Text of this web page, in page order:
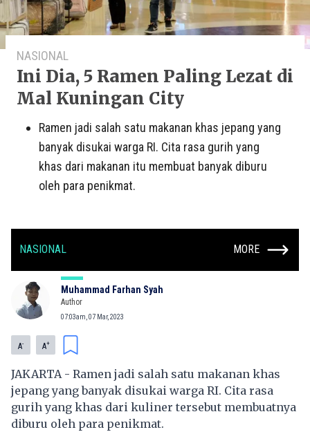
NASIONAL
Ini Dia, 5 Ramen Paling Lezat di
Mal Kuningan City
Ramen jadi salah satu makanan khas jepang yang
banyak disukai warga RI. Cita rasa gurih yang
khas dari makanan itu membuat banyak diburu
oleh para penikmat.
NASIONAL MORE
Muhammad Farhan Syah
Author
07:03am, 07 Mar, 2023
A- A+
JAKARTA - Ramen jadi salah satu makanan khas
jepang yang banyak disukai warga RI. Cita rasa
gurih yang khas dari kuliner tersebut membuatnya
diburu oleh para penikmat.